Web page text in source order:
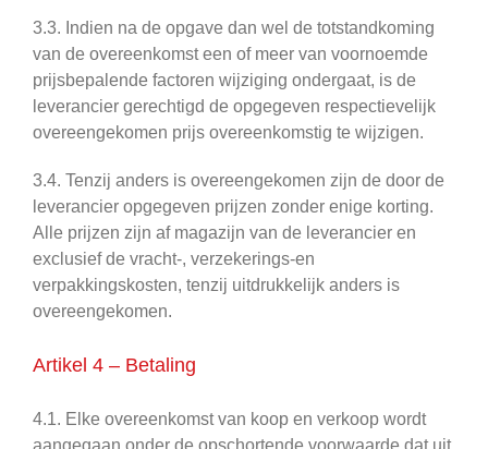
3.3. Indien na de opgave dan wel de totstandkoming
van de overeenkomst een of meer van voornoemde
prijsbepalende factoren wijziging ondergaat, is de
leverancier gerechtigd de opgegeven respectievelijk
overeengekomen prijs overeenkomstig te wijzigen.
3.4. Tenzij anders is overeengekomen zijn de door de
leverancier opgegeven prijzen zonder enige korting.
Alle prijzen zijn af magazijn van de leverancier en
exclusief de vracht-, verzekerings-en
verpakkingskosten, tenzij uitdrukkelijk anders is
overeengekomen.
Artikel 4 – Betaling
4.1. Elke overeenkomst van koop en verkoop wordt